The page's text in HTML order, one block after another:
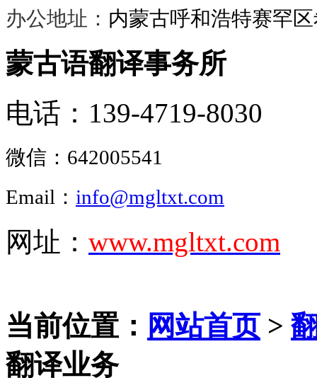
办公地址： 内蒙古呼和浩特赛罕
蒙古语翻译事务所
电话：139-4719-8030
微信： 642005541
Email： info@mgltxt.com
网址： www.mgltxt.com
当前位置： 网站首页>
翻译业务